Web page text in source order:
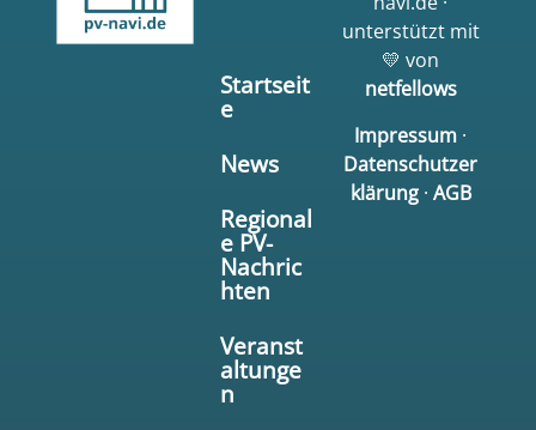
Startseit
e
News
Regional
e PV-
Nachric
hten
Veranst
altunge
n
unterstützt mit
💛 von
netfellows
Impressum ·
Datenschutzer
klärung· AGB